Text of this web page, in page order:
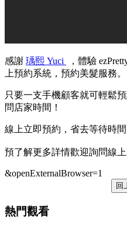
感謝 瑀熙 Yuci ，體驗
上預約系統，預約美髮服務。
只要一支手機顧客就可輕鬆
問店家時間！
線上立即預約，省去等待時
預了解更多詳情歡迎詢問線
&openExternalBrowser=1
回
熱門觀看